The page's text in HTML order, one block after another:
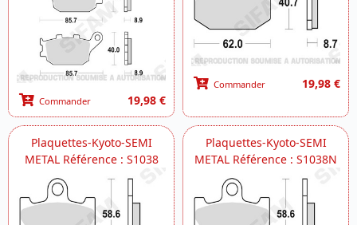
Commander 19,98 €
Commander 19,98 €
Plaquettes-Kyoto-SEMI
METAL Référence : S1038
Plaquettes-Kyoto-SEMI
METAL Référence : S1038N